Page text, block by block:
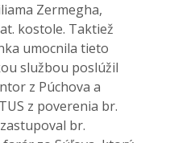
Zermegha,
kostole. Taktiež
umocnila tieto
službou poslúžil
z Púchova a
z poverenia br.
br.